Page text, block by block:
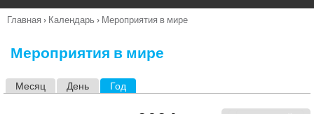
п
Вы
Главная › Календарь › Мероприятия в мире
Мероприятия в мире
Месяц День Год